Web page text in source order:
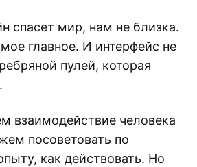
спасет мир, нам не близка.
главное. И интерфейс не
пулей, которая
взаимодействие человека
посоветовать по
как действовать. Но